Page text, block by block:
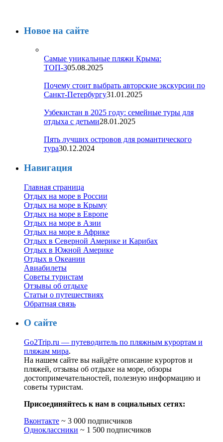
Новое на сайте
Самые уникальные пляжи Крыма:
ТОП-305.08.2025
Почему стоит выбрать авторские экскурсии по
Санкт-Петербургу31.01.2025
Узбекистан в 2025 году: семейные туры для
отдыха с детьми28.01.2025
Пять лучших островов для романтического
тура30.12.2024
Навигация
Главная страница
Отдых на море в России
Отдых на море в Крыму
Отдых на море в Европе
Отдых на море в Азии
Отдых на море в Африке
Отдых в Северной Америке и Карибах
Отдых в Южной Америке
Отдых в Океании
Авиабилеты
Советы туристам
Отзывы об отдыхе
Статьи о путешествиях
Обратная связь
О сайте
Go2Trip.ru — путеводитель по пляжным курортам и
пляжам мира.
На нашем сайте вы найдёте описание курортов и
пляжей, отзывы об отдыхе на море, обзоры
достопримечательностей, полезную информацию и
советы туристам.
Присоединяйтесь к нам в социальных сетях:
Вконтакте ~ 3 000 подписчиков
Одноклассники ~ 1 500 подписчиков